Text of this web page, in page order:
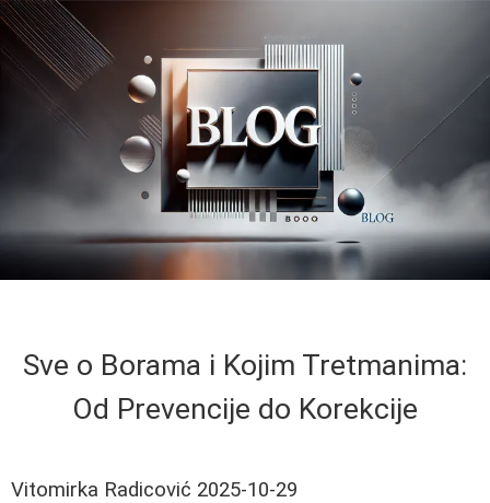
Sve o Borama i Kojim Tretmanima:
Od Prevencije do Korekcije
Vitomirka Radicović 2025-10-29